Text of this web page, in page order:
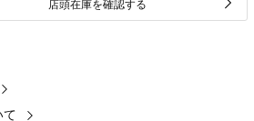
店頭在庫を確認する